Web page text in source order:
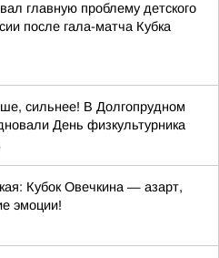
главную проблему детского
после гала-матча Кубка
сильнее! В Долгопрудном
День физкультурника
Кубок Овечкина — азарт,
эмоции!